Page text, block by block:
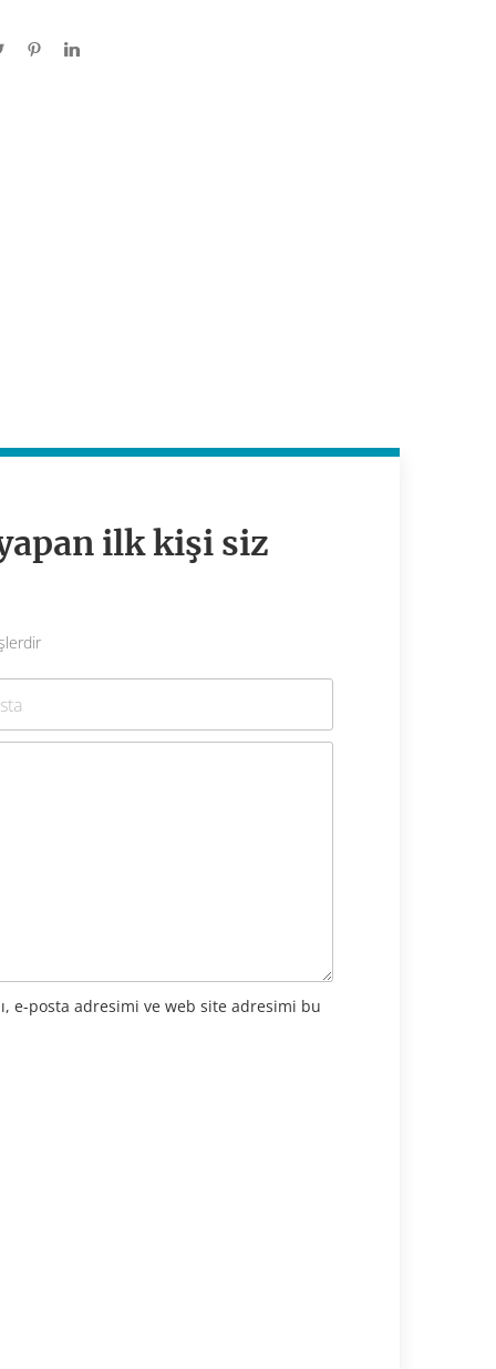
ilk kişi siz
e-posta adresimi ve web site adresimi bu